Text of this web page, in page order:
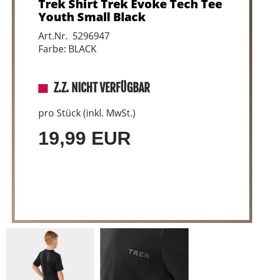
Trek Shirt Trek Evoke Tech Tee
Youth Small Black
Art.Nr. 5296947
Farbe: BLACK
Z.Z. NICHT VERFÜGBAR
pro Stück (inkl. MwSt.)
19,99 EUR